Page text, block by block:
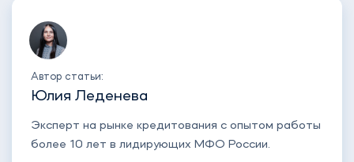
Автор статьи:
Юлия Леденева
Эксперт на рынке кредитования с опытом работы
более 10 лет в лидирующих МФО России.